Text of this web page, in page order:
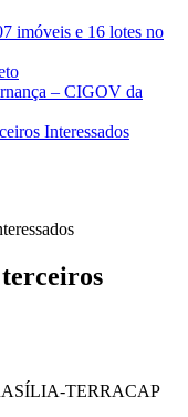
imóveis e 16 lotes no
– CIGOV da
Interessados
TERRACAP